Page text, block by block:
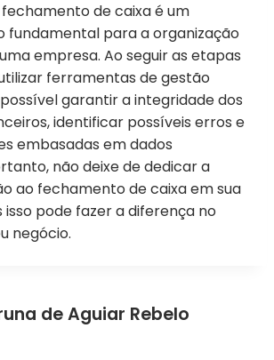
fechamento de caixa é um
fundamental para a organização
empresa. Ao seguir as etapas
ferramentas de gestão
garantir a integridade dos
identificar possíveis erros e
embasadas em dados
não deixe de dedicar a
ao fechamento de caixa em sua
isso pode fazer a diferença no
negócio.
de Aguiar Rebelo